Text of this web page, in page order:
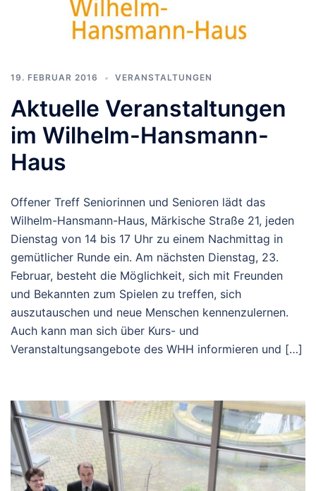
19. FEBRUAR 2016 VERANSTALTUNGEN
Aktuelle Veranstaltungen
im Wilhelm-Hansmann-
Haus
Offener Treff Seniorinnen und Senioren lädt das
Wilhelm-Hansmann-Haus, Märkische Straße 21, jeden
Dienstag von 14 bis 17 Uhr zu einem Nachmittag in
gemütlicher Runde ein. Am nächsten Dienstag, 23.
Februar, besteht die Möglichkeit, sich mit Freunden
und Bekannten zum Spielen zu treffen, sich
auszutauschen und neue Menschen kennenzulernen.
Auch kann man sich über Kurs- und
Veranstaltungsangebote des WHH informieren und […]